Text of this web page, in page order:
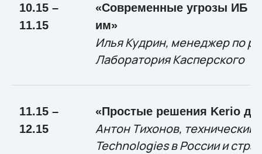
10.15 –
11.15
«Современные угрозы ИБ и
им»
Илья Кудрин, менеджер по
Лаборатория Касперского
11.15 –
12.15
«Простые решения Kerio
Антон Тихонов,
Technologies в России и